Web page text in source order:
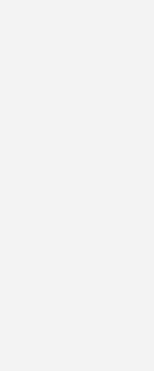
sein?
eines angenehmen
sind
Heizenergiebedarfs
nicht nur für
von
Glücklicherweise
saniert sein, um für den
Natürlich ist der
die Wärmeverluste
als auch die Ökologie
von Heizenergie.
sind aber die
alten Häusern sind
Dadurch ist es beim
die im System